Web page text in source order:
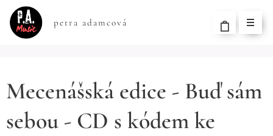
petra adamcová
Mecenášská edice - Buď sám
sebou - CD s kódem ke